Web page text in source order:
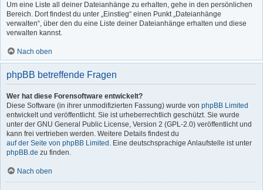
Um eine Liste all deiner Dateianhänge zu erhalten, gehe in den persönlichen
Bereich. Dort findest du unter „Einstieg“ einen Punkt „Dateianhänge
verwalten“, über den du eine Liste deiner Dateianhänge erhalten und diese
verwalten kannst.
Nach oben
phpBB betreffende Fragen
Wer hat diese Forensoftware entwickelt?
Diese Software (in ihrer unmodifizierten Fassung) wurde von phpBB Limited
entwickelt und veröffentlicht. Sie ist urheberrechtlich geschützt. Sie wurde
unter der GNU General Public License, Version 2 (GPL-2.0) veröffentlicht und
kann frei vertrieben werden. Weitere Details findest du
auf der Seite von phpBB Limited . Eine deutschsprachige Anlaufstelle ist unter
phpBB.de zu finden.
Nach oben